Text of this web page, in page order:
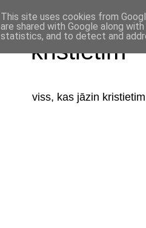
kristietim
viss, kas jāzin kristietim
This site uses cookies from
are shared with Google along
statistics, and to detect and